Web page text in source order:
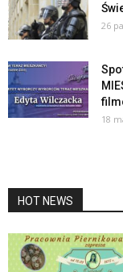
26
18
HOT NEWS